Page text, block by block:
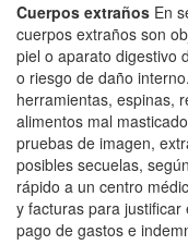
Cuerpos extraños En
cuerpos extraños son
piel o aparato digestivo
o riesgo de daño
herramientas, espinas,
alimentos mal
pruebas de imagen,
posibles secuelas,
rápido a un centro
y facturas para
pago de gastos e